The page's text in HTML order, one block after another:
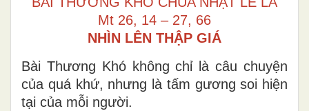
Mt 26, 14 – 27, 66
NHÌN LÊN THẬP GIÁ
Bài Thương Khó không chỉ là câu chuyện
của quá khứ, nhưng là tấm gương soi hiện
tại của mỗi người.